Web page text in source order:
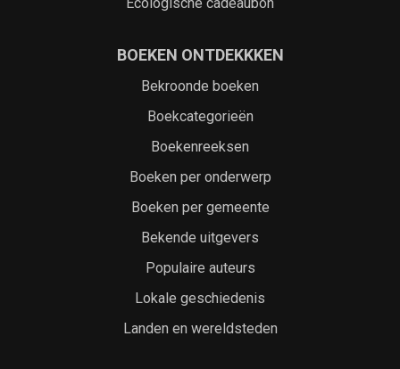
BOEKEN ONTDEKKKEN
Bekroonde boeken
Boekcategorieën
Boekenreeksen
Boeken per onderwerp
Boeken per gemeente
Bekende uitgevers
Populaire auteurs
Lokale geschiedenis
Landen en wereldsteden